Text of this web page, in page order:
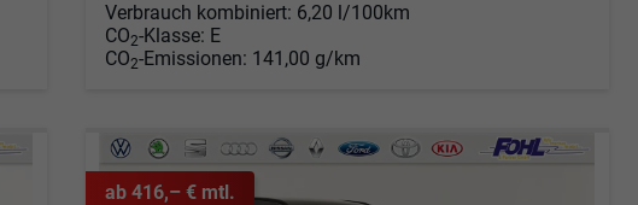
Verbrauch kombiniert: 6,20 l/100km
CO2-Klasse: E
CO2-Emissionen: 141,00 g/km
ab 416,– € mtl.